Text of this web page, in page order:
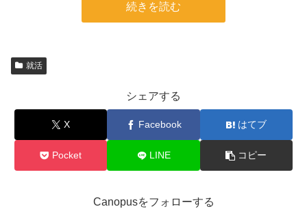
続きを読む
就活
シェアする
X Facebook はてブ
Pocket LINE コピー
Canopusをフォローする